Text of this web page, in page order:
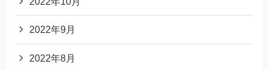
2022年9月
2022年8月